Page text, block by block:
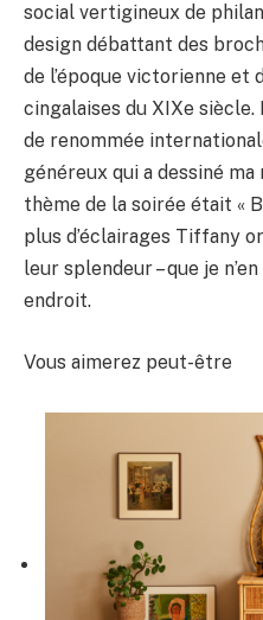
social vertigineux de
design débattant des
de l’époque victorienne et
cingalaises du XIXe
de renommée
généreux qui a dessiné
thème de la soirée était «
plus d’éclairages Tiffany
leur splendeur – que je
endroit.
Vous aimerez peut-être